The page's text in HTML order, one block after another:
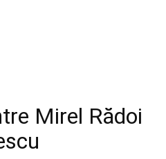
Mirel Rădoi